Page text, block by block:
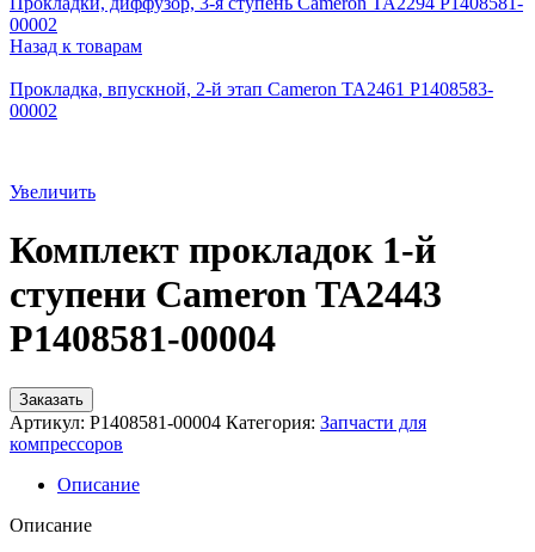
00002
Назад к товарам
Прокладка, впускной, 2-й этап Cameron TA2461 P1408583-
00002
Увеличить
Комплект прокладок 1-й
ступени Cameron TA2443
P1408581-00004
Заказать
Артикул: P1408581-00004 Категория: Запчасти для
компрессоров
Описание
Описание